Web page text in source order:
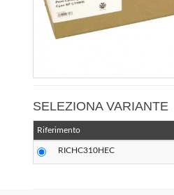
SELEZIONA VARIANTE
Riferimento
RICHC310HEC